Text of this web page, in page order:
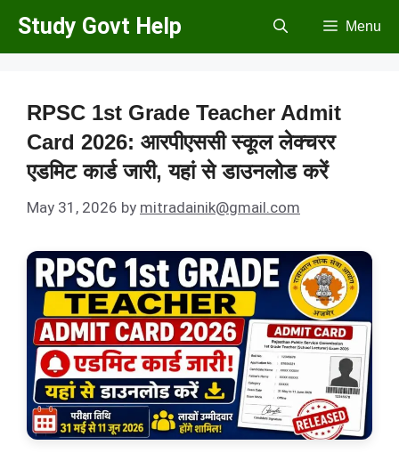
Skip
Study Govt Help Menu
RPSC 1st Grade Teacher Admit
Card 2026: आरपीएससी स्कूल लेक्चरर
एडमिट कार्ड जारी, यहां से डाउनलोड करें
May 31, 2026 by mitradainik@gmail.com